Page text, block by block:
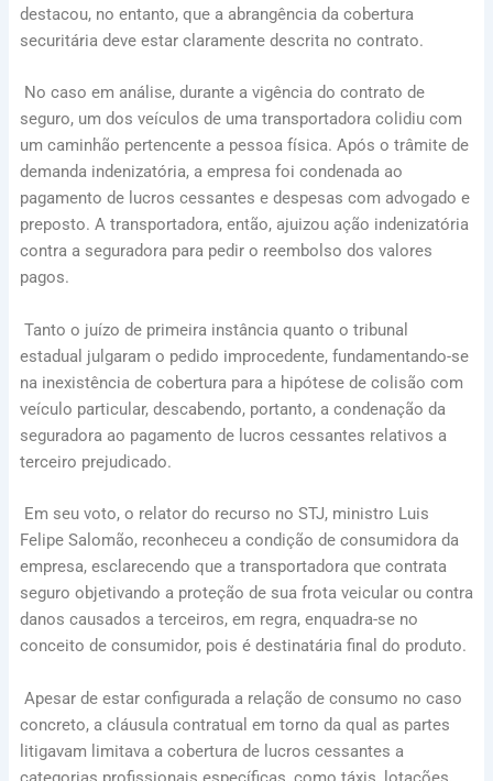
destacou, no entanto, que a abrangência da cobertura
securitária deve estar claramente descrita no contrato.
No caso em análise, durante a vigência do contrato de
seguro, um dos veículos de uma transportadora colidiu com
um caminhão pertencente a pessoa física. Após o trâmite de
demanda indenizatória, a empresa foi condenada ao
pagamento de lucros cessantes e despesas com advogado e
preposto. A transportadora, então, ajuizou ação indenizatória
contra a seguradora para pedir o reembolso dos valores
pagos.
Tanto o juízo de primeira instância quanto o tribunal
estadual julgaram o pedido improcedente, fundamentando-se
na inexistência de cobertura para a hipótese de colisão com
veículo particular, descabendo, portanto, a condenação da
seguradora ao pagamento de lucros cessantes relativos a
terceiro prejudicado.
Em seu voto, o relator do recurso no STJ, ministro Luis
Felipe Salomão, reconheceu a condição de consumidora da
empresa, esclarecendo que a transportadora que contrata
seguro objetivando a proteção de sua frota veicular ou contra
danos causados a terceiros, em regra, enquadra-se no
conceito de consumidor, pois é destinatária final do produto.
Apesar de estar configurada a relação de consumo no caso
concreto, a cláusula contratual em torno da qual as partes
litigavam limitava a cobertura de lucros cessantes a